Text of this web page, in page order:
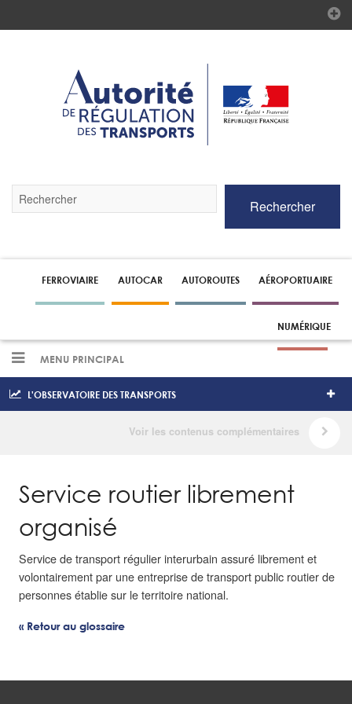
par
pour
recherche
Rechercher
FERROVIAIRE AUTOCAR AUTOROUTES AÉROPORTUAIRE
NUMÉRIQUE
MENU PRINCIPAL
L'OBSERVATOIRE DES TRANSPORTS
Service routier librement
organisé
Service de transport régulier interurbain assuré librement et
volontairement par une entreprise de transport public routier de
personnes établie sur le territoire national.
« Retour au glossaire